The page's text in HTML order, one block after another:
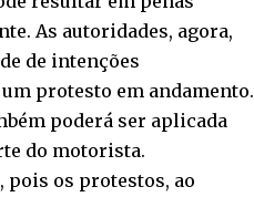
As autoridades, agora,
de intenções
protesto em andamento.
poderá ser aplicada
do motorista.
pois os protestos, ao